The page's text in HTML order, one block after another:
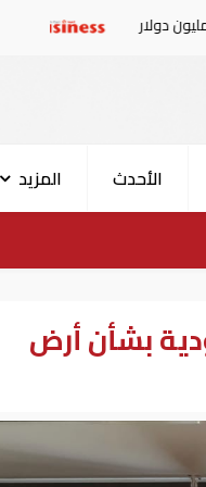
الإمارات
الأحدث المزيد
بشأن أرض